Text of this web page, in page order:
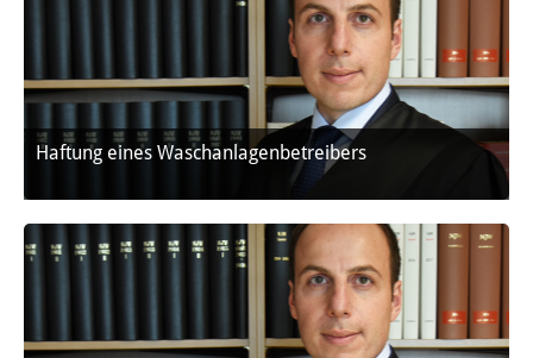
Haftung eines Waschanlagenbetreibers